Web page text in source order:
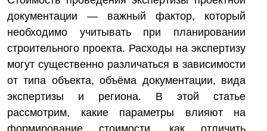
документации — важный фактор, который
необходимо учитывать при планировании
строительного проекта. Расходы на экспертизу
могут существенно различаться в зависимости
от типа объекта, объёма документации, вида
экспертизы и региона. В этой статье
рассмотрим, какие параметры влияют на
формирование стоимости, как отличить